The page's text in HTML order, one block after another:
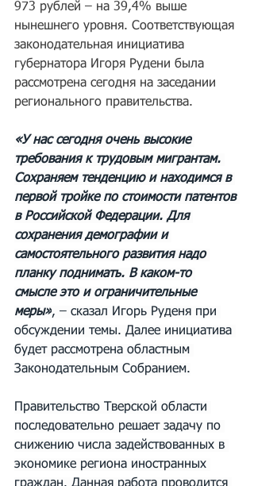
973 рублей – на 39,4% выше
нынешнего уровня. Соответствующая
законодательная инициатива
губернатора Игоря Рудени была
рассмотрена сегодня на заседании
регионального правительства.
«У нас сегодня очень высокие
требования к трудовым мигрантам.
Сохраняем тенденцию и находимся в
первой тройке по стоимости патентов
в Российской Федерации. Для
сохранения демографии и
самостоятельного развития надо
планку поднимать. В каком-то
смысле это и ограничительные
меры», – сказал Игорь Руденя при
обсуждении темы. Далее инициатива
будет рассмотрена областным
Законодательным Собранием.
Правительство Тверской области
последовательно решает задачу по
снижению числа задействованных в
экономике региона иностранных